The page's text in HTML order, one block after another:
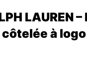
LAUREN
à logo